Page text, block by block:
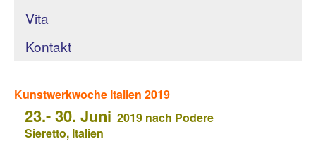
Vita
Kontakt
Kunstwerkwoche Italien 2019
23.- 30. Juni 2019 nach Podere
Sieretto, Italien